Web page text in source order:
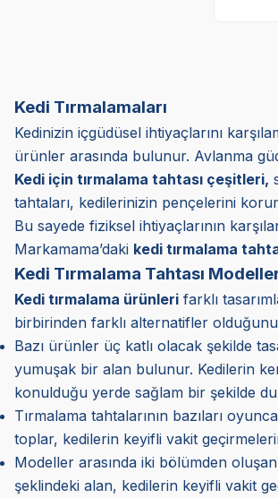
Kedi Tırmalamaları
Kedinizin içgüdüsel ihtiyaçlarını
ürünler arasında bulunur. Avlanma
Kedi için tırmalama tahtası çeşitleri,
tahtaları, kedilerinizin pençelerini
Bu sayede fiziksel ihtiyaçlarının
Markamama’daki kedi tırmalama
Kedi Tırmalama Tahtası
Kedi tırmalama ürünleri farklı
birbirinden farklı alternatifler
Bazı ürünler üç katlı olacak şekilde
yumuşak bir alan bulunur. Kedilerin
konulduğu yerde sağlam bir şekilde
Tırmalama tahtalarının bazıları
toplar, kedilerin keyifli vakit
Modeller arasında iki bölümden
şeklindeki alan, kedilerin keyifli vakit